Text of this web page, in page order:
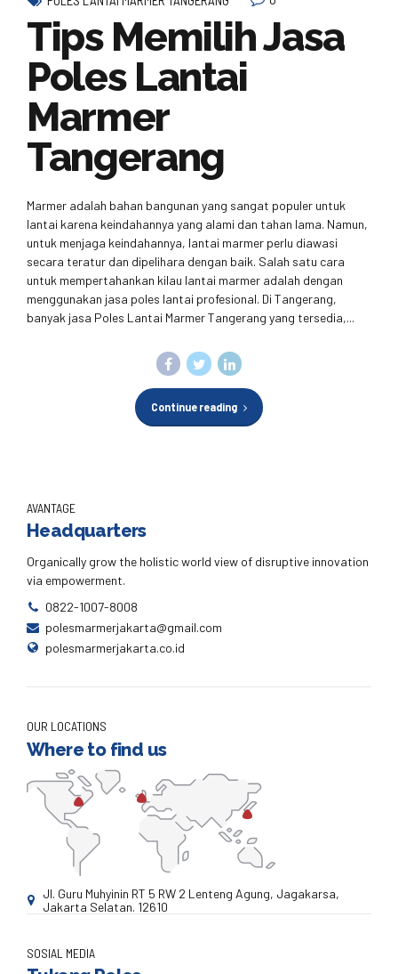
Tips Memilih Jasa
Poles Lantai
Marmer
Tangerang
Marmer adalah bahan bangunan yang sangat populer untuk
lantai karena keindahannya yang alami dan tahan lama. Namun,
untuk menjaga keindahannya, lantai marmer perlu diawasi
secara teratur dan dipelihara dengan baik. Salah satu cara
untuk mempertahankan kilau lantai marmer adalah dengan
menggunakan jasa poles lantai profesional. Di Tangerang,
banyak jasa Poles Lantai Marmer Tangerang yang tersedia,...
Continue reading
AVANTAGE
Headquarters
Organically grow the holistic world view of disruptive innovation
via empowerment.
0822-1007-8008
polesmarmerjakarta@gmail.com
polesmarmerjakarta.co.id
OUR LOCATIONS
Where to find us
Jl. Guru Muhyinin RT 5 RW 2 Lenteng Agung, Jagakarsa,
Jakarta Selatan. 12610
SOSIAL MEDIA